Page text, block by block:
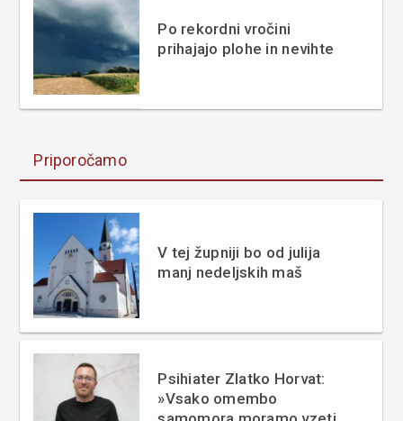
Po rekordni vročini
prihajajo plohe in nevihte
Priporočamo
V tej župniji bo od julija
manj nedeljskih maš
Psihiater Zlatko Horvat:
»Vsako omembo